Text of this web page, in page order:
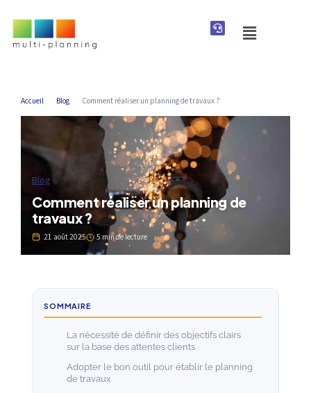
Accueil Blog Comment réaliser un planning de travaux ?
Blog
Comment réaliser un planning de
travaux ?
21 août 2025 5 min de lecture
SOMMAIRE
La nécessité de définir des objectifs clairs
sur la base des attentes clients
Adopter le bon outil pour établir le planning
de travaux